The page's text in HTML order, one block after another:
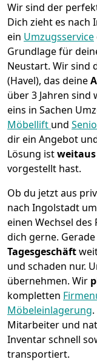
Wir sind der
Dich zieht es nach
ein Umzugsservice
Grundlage für
Neustart. Wir sind
(Havel), das deine
über 3 Jahren sind
eins in Sachen
Möbellift und
dir ein Angebot
Lösung ist
vorgestellt hast.
Ob du jetzt aus
nach Ingolstadt
einen Wechsel
dich gerne.
Tagesgeschäft
und schaden nur.
übernehmen. Wir
kompletten
Möbeleinlagerung
Mitarbeiter und
Inventar schnell
transportiert.